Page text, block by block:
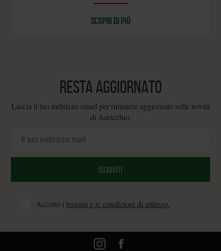
SCOPRI DI PIÙ
RESTA AGGIORNATO
Lascia il tuo indirizzo email per rimanere aggiornato sulle novità
di Auricchio.
Accetto i termini e le condizioni di utilizzo.